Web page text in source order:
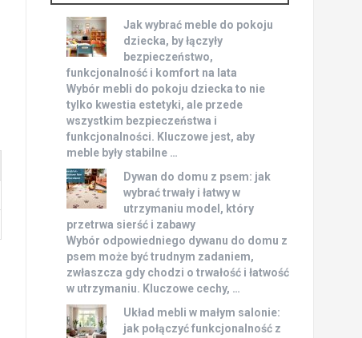
Jak wybrać meble do pokoju
dziecka, by łączyły
bezpieczeństwo,
funkcjonalność i komfort na lata
Wybór mebli do pokoju dziecka to nie
tylko kwestia estetyki, ale przede
wszystkim bezpieczeństwa i
funkcjonalności. Kluczowe jest, aby
meble były stabilne …
Dywan do domu z psem: jak
wybrać trwały i łatwy w
utrzymaniu model, który
przetrwa sierść i zabawy
Wybór odpowiedniego dywanu do domu z
psem może być trudnym zadaniem,
zwłaszcza gdy chodzi o trwałość i łatwość
w utrzymaniu. Kluczowe cechy, …
Układ mebli w małym salonie:
jak połączyć funkcjonalność z